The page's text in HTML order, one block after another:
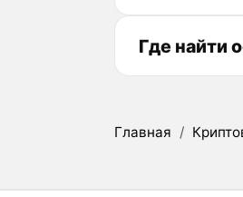
Где найти
Главная /